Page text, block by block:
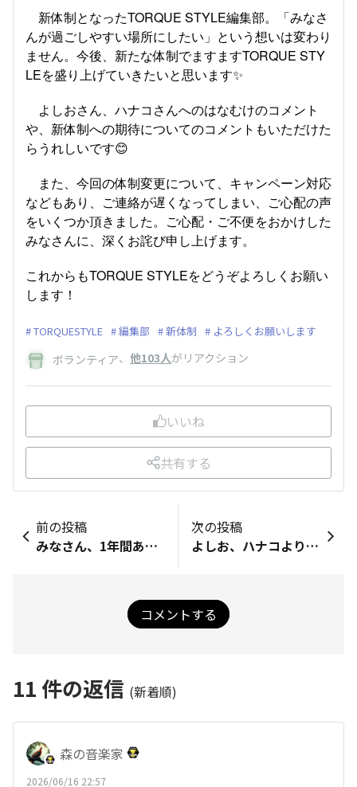
新体制となったTORQUE STYLE編集部。
「みなさ
んが過ごしやすい場所にしたい」という想いは変わり
ません。今後、新たな体制でますますTORQUE STY
LEを盛り上げていきたいと思います✨
よしおさん、ハナコさんへのはなむけのコメント
や、新体制への期待についてのコメントもいただけた
ら うれしいです😊
また、今回の体制変更について、キャンペーン対応
などもあり、ご連絡が遅くなってしまい、ご心配の声
をいくつか頂きました。ご心配・ご不便をおかけした
みなさんに、深くお詫び申し上げます。
これからもTORQUE STYLEをどうぞよろしくお願い
します！
TORQUESTYLE 編集部 新体制 よろしくお願いします
ボランティア、 他103人がリアクション
いいね
共有する
前の投稿
みなさん、1年間ありがとうございました！編集部メンバーに聞いた「今年のTORQUE STYLE」
次の投稿
よしお、ハナコより編集部卒業のご挨拶！
コメントする
11 件の返信 (新着順)
森の音楽家
2026/06/16 22:57